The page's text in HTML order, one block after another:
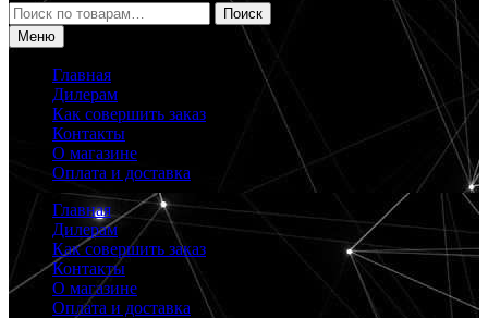
Искать:
Поиск
Меню
Главная
Дилерам
Как совершить заказ
Контакты
О магазине
Оплата и доставка
Главная
Дилерам
Как совершить заказ
Контакты
О магазине
Оплата и доставка